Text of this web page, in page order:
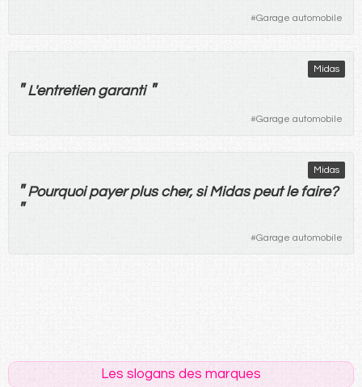
#Garage automobile
Midas
"L'entretien garanti "
#Garage automobile
Midas
" Pourquoi payer plus cher, siMidaspeut le faire?
"
#Garage automobile
Les slogans des marques